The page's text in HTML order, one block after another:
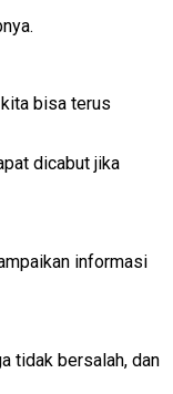
bisa terus
dicabut jika
informasi
tidak bersalah, dan